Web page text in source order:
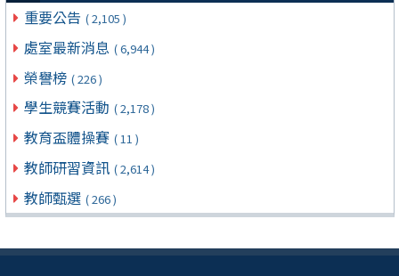
重要公告 ( 2,105 )
處室最新消息 ( 6,944 )
榮譽榜 ( 226 )
學生競賽活動 ( 2,178 )
教育盃體操賽 ( 11 )
教師研習資訊 ( 2,614 )
教師甄選 ( 266 )